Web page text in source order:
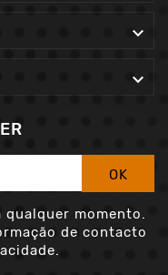


OK
qualquer momento.
de contacto